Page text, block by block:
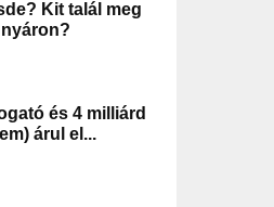
Kit talál meg
és 4 milliárd
árul el...